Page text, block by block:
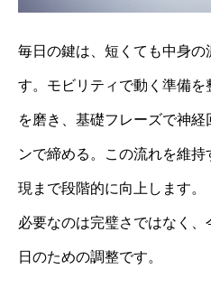
毎日の鍵は、短くても中身
す。モビリティで動く準備
を磨き、基礎フレーズで神
ンで締める。この流れを維
現まで段階的に向上します。
必要なのは完璧さではなく
日のための調整です。